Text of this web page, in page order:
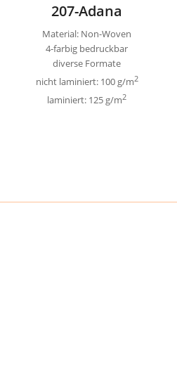
207-Adana
Material: Non-Woven
4-farbig bedruckbar
diverse Formate
nicht laminiert: 100 g/m2
laminiert: 125 g/m2